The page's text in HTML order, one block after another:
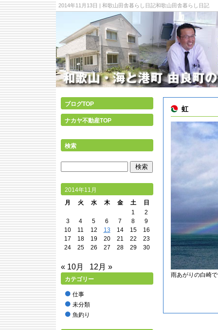
2014年11月13日 | 和歌山田舎暮らし日記和歌山田舎暮らし日記
虹
雨あがりの白崎
ブログTOP
ナカヤ不動産TOP
検索
2014年11月
月
火 水 木 金 土
日
1
2
3
4 5 6 7 8
9
10
11 12 13 14 15
16
17
18 19 20 21 22
23
24
25 26 27 28 29 30
« 10月 12月 »
カテゴリー
仕事
未分類
魚釣り